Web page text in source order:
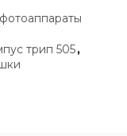
трип 505,